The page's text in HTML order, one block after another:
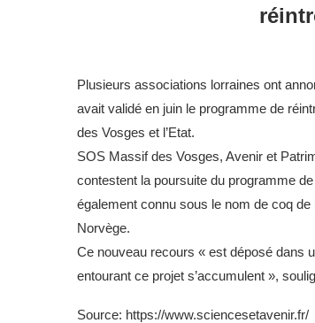
Plusieurs associations lorraines ont
avait validé en juin le programme de
des Vosges et l’Etat.
SOS Massif des Vosges, Avenir et
contestent la poursuite du programme
également connu sous le nom de coq
Norvège.
Ce nouveau recours « est déposé dans
entourant ce projet s’accumulent »,
Source: https://www.sciencesetavenir.fr/